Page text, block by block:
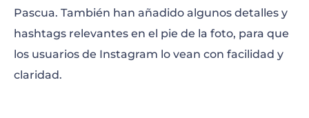
Pascua. También han añadido algunos detalles y
hashtags relevantes en el pie de la foto, para que
los usuarios de Instagram lo vean con facilidad y
claridad.